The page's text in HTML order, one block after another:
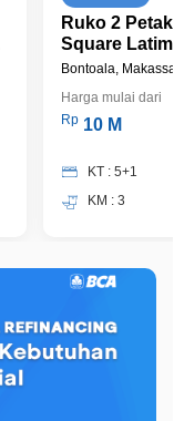
Ruko 2
Square
Bontoala,
Harga mulai dari
Rp 10 M
KT : 5+1
KM : 3